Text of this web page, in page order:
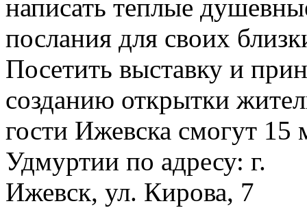
написать теплые
послания для своих
Посетить выставку и
созданию открытки
гости Ижевска смогут
Удмуртии по адресу: г.
Ижевск, ул. Кирова, 7